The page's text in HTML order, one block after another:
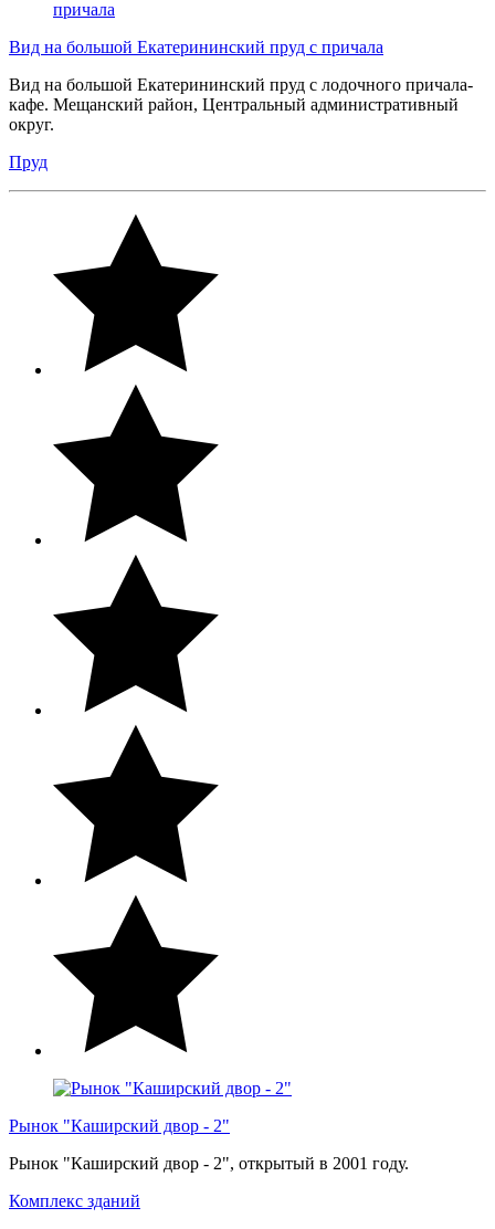
Вид на большой Екатерининский пруд с причала
Вид на большой Екатерининский пруд с лодочного причала-
кафе. Мещанский район, Центральный административный
округ.
Пруд
Рынок "Каширский двор - 2"
Рынок "Каширский двор - 2", открытый в 2001 году.
Комплекс зданий